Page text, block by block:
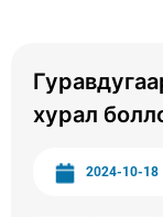
хурал
2024-10-18